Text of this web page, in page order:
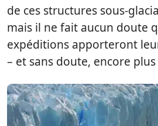
de ces structures sous-
mais il ne fait aucun doute
expéditions apporteront
– et sans doute, encore